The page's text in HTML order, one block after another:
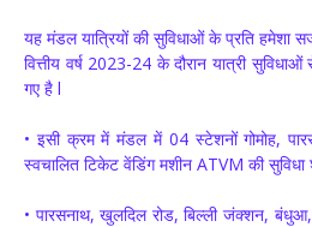
यह मंडल यात्रियों की सुविधाओं के प्रति हमेशा
वित्तीय वर्ष 2023-24 के दौरान यात्री
गए है l
• इसी क्रम में मंडल में 04 स्टेशनों गोमोह,
स्वचालित टिकेट वेंडिंग मशीन ATVM की
• पारसनाथ, खुलदिल रोड, बिल्ली जंक्शन,